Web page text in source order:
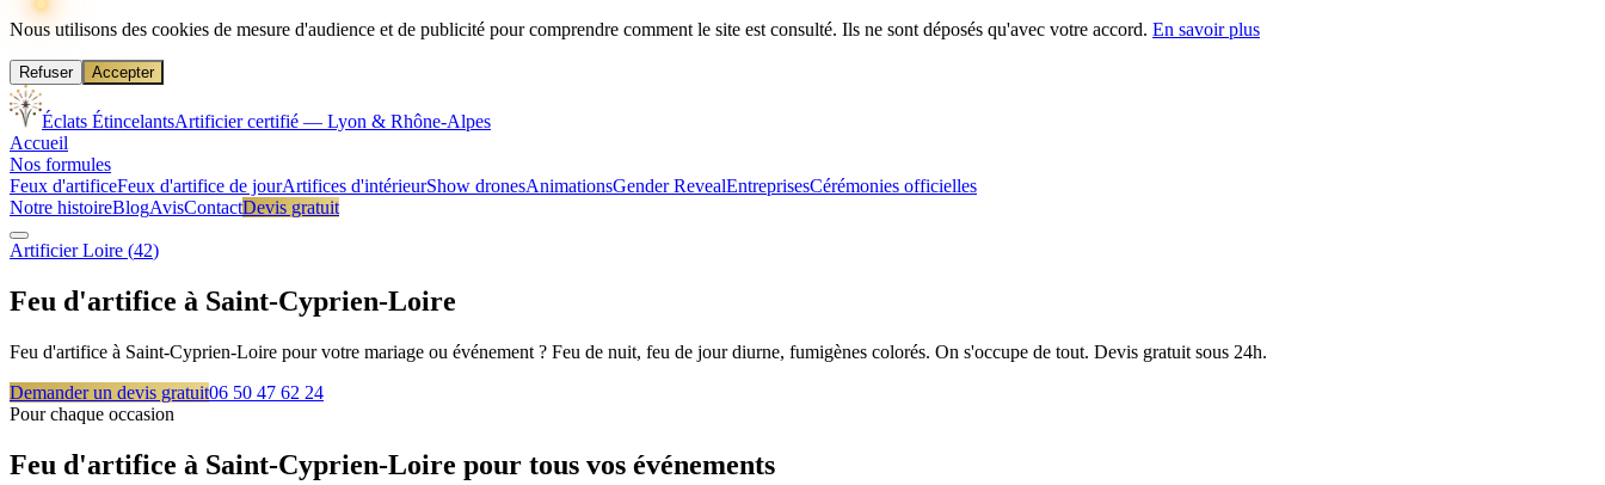
Nous utilisons des cookies de mesure d'audience et de publicité pour comprendre comment le site est consulté. Ils ne sont déposés qu'avec votre accord. En savoir plus
Refuser Accepter
Éclats ÉtincelantsArtificier certifié — Lyon & Rhône-Alpes
Accueil
Nos formules
Feux d'artificeFeux d'artifice de jourArtifices d'intérieurShow dronesAnimationsGender RevealEntreprisesCérémonies officielles
Notre histoireBlogAvisContactDevis gratuit
ArtificierLoire (42)
Feu d'artifice à Saint-Cyprien-Loire
Feu d'artifice à Saint-Cyprien-Loire pour votre mariage ou événement ? Feu de nuit, feu de jour diurne, fumigènes colorés. On s'occupe de tout. Devis gratuit sous 24h.
Demander un devis gratuit06 50 47 62 24
Pour chaque occasion
Feu d'artifice à Saint-Cyprien-Loire pour tous vos événements